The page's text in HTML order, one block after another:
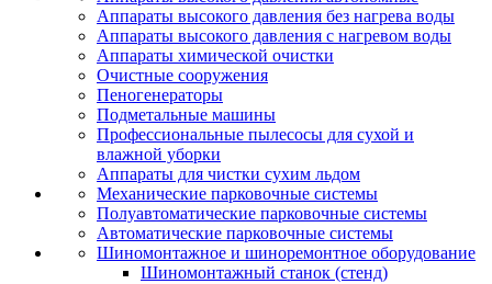
Аппараты высокого давления без нагрева воды
Аппараты высокого давления с нагревом воды
Аппараты химической очистки
Очистные сооружения
Пеногенераторы
Подметальные машины
Профессиональные пылесосы для сухой и
влажной уборки
Аппараты для чистки сухим льдом
Механические парковочные системы
Полуавтоматические парковочные системы
Автоматические парковочные системы
Шиномонтажное и шиноремонтное оборудование
Шиномонтажный станок (стенд)